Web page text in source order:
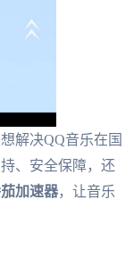
解决QQ音乐在国
、安全保障，还
加速器，让音乐